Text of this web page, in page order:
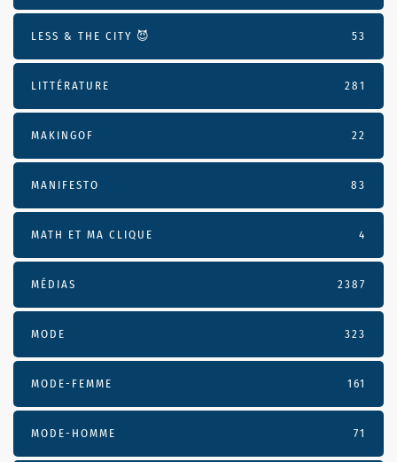
LESS & THE CITY 😈 53
LITTÉRATURE 281
MAKINGOF 22
MANIFESTO 83
MATH ET MA CLIQUE 4
MÉDIAS 2387
MODE 323
MODE-FEMME 161
MODE-HOMME 71